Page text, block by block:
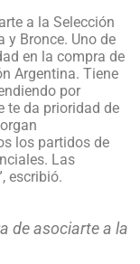
a la Selección
y Bronce. Uno de
en la compra de
Argentina. Tiene
por
te da prioridad de
los partidos de
Las
escribió.
de asociarte a la